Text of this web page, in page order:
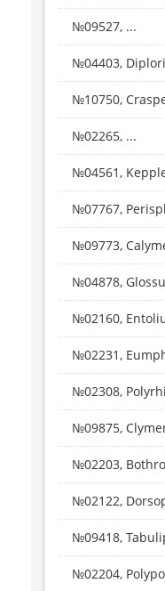
№09527, ...
№04403,
№10750,
№02265, ...
№04561,
№07767,
№09773,
№04878,
№02160,
№02231,
№02308,
№09875,
№02203,
№02122,
№09418,
№02204,